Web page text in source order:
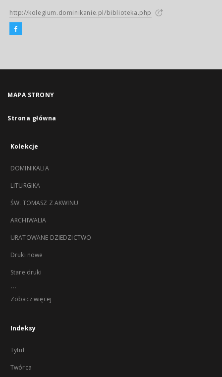
http://kolegium.dominikanie.pl/biblioteka.php
MAPA STRONY
Strona główna
Kolekcje
DOMINIKALIA
LITURGIKA
ŚW. TOMASZ Z AKWINU
ARCHIWALIA
URATOWANE DZIEDZICTWO
Druki nowe
Stare druki
...
Zobacz więcej
Indeksy
Tytuł
Twórca